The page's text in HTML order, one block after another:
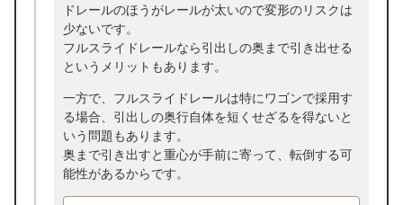
ドレールのほうがレールが太いので変形のリスクは
少ないです。
フルスライドレールなら引出しの奥まで引き出せる
というメリットもあります。
一方で、フルスライドレールは特にワゴンで採用す
る場合、引出しの奥行自体を短くせざるを得ないと
いう問題もあります。
奥まで引き出すと重心が手前に寄って、転倒する可
能性があるからです。